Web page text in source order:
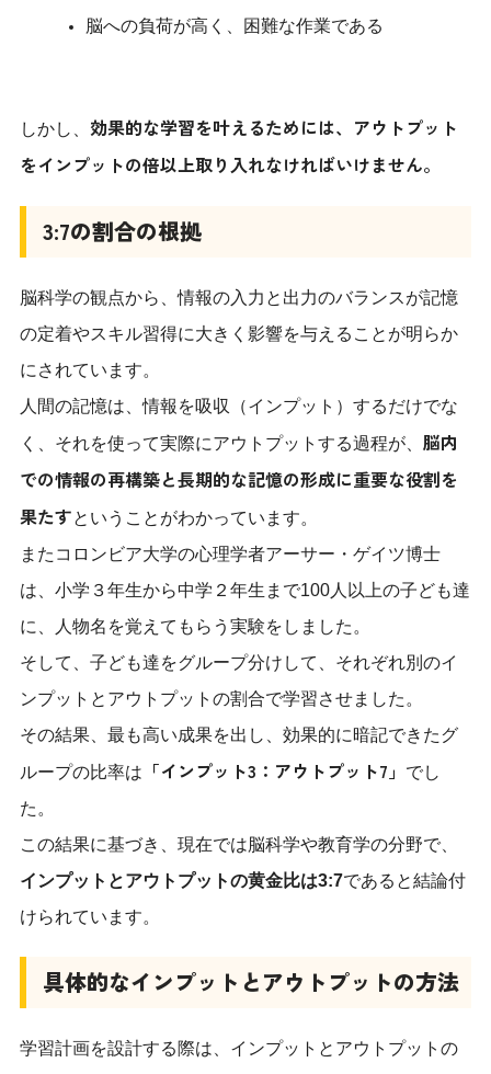
脳への負荷が高く、困難な作業である
しかし、 効果的な学習を叶えるためには、アウトプット
をインプットの倍以上取り入れなければいけません。
3:7の割合の根拠
脳科学の観点から、情報の入力と出力のバランスが記憶
の定着やスキル習得に大きく影響を与えることが明らか
にされています。
人間の記憶は、情報を吸収（インプット）するだけでな
く、それを使って実際にアウトプットする過程が、 脳内
での情報の再構築と長期的な記憶の形成に重要な役割を
果たすということがわかっています。
またコロンビア大学の心理学者アーサー・ゲイツ博士
は、小学３年生から中学２年生まで100人以上の子ども達
に、人物名を覚えてもらう実験をしました。
そして、子ども達をグループ分けして、それぞれ別のイ
ンプットとアウトプットの割合で学習させました。
その結果、最も高い成果を出し、効果的に暗記できたグ
ループの比率は
「インプット3：アウトプット7」
でし
た。
この結果に基づき、現在では脳科学や教育学の分野で、
インプットとアウトプットの黄金比は3:7であると結論付
けられています。
具体的なインプットとアウトプットの方法
学習計画を設計する際は、インプットとアウトプットの